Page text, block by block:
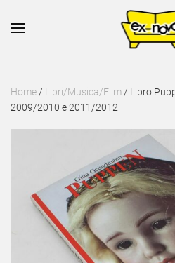
Skip to main content
Home / Libri/Musica/Film / Libro
2009/2010 e 2011/2012